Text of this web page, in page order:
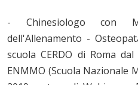
- Chinesiologo con
dell'Allenamento -
scuola CERDO di Roma
ENMMO (Scuola Nazionale